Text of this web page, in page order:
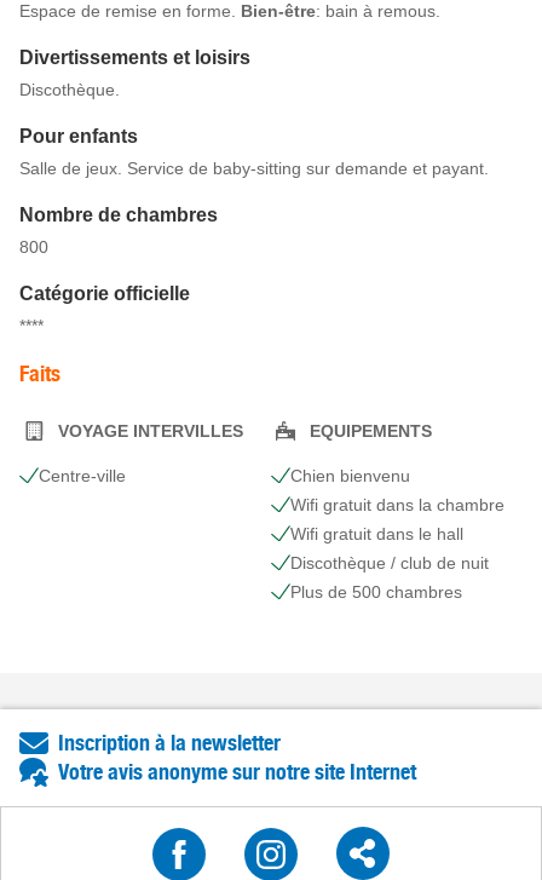
Espace de remise en forme. Bien-être: bain à remous.
Divertissements et loisirs
Discothèque.
Pour enfants
Salle de jeux. Service de baby-sitting sur demande et payant.
Nombre de chambres
800
Catégorie officielle
****
Faits
VOYAGE INTERVILLES
Centre-ville
EQUIPEMENTS
Chien bienvenu
Wifi gratuit dans la chambre
Wifi gratuit dans le hall
Discothèque / club de nuit
Plus de 500 chambres
Inscription à la newsletter
Votre avis anonyme sur notre site Internet